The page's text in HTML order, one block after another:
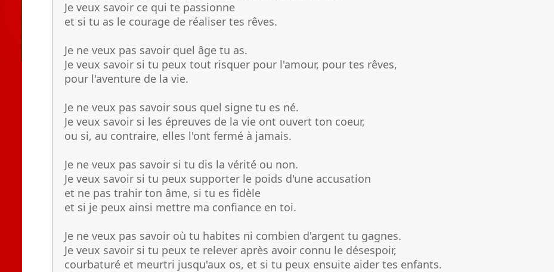
Je veux savoir ce qui te passionne
et si tu as le courage de réaliser tes rêves.
Je ne veux pas savoir quel âge tu as.
Je veux savoir si tu peux tout risquer pour l'amour, pour tes rêves,
pour l'aventure de la vie.
Je ne veux pas savoir sous quel signe tu es né.
Je veux savoir si les épreuves de la vie ont ouvert ton coeur,
ou si, au contraire, elles l'ont fermé à jamais.
Je ne veux pas savoir si tu dis la vérité ou non.
Je veux savoir si tu peux supporter le poids d'une accusation
et ne pas trahir ton âme, si tu es fidèle
et si je peux ainsi mettre ma confiance en toi.
Je ne veux pas savoir où tu habites ni combien d'argent tu gagnes.
Je veux savoir si tu peux te relever après avoir connu le désespoir,
courbaturé et meurtri jusqu'aux os, et si tu peux ensuite aider tes enfants.